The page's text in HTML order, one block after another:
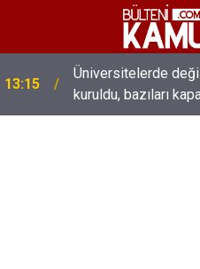
Üniversitelerde
kuruldu, bazıları
13:00
MEB’de üst düzey
yeni isimler atandı